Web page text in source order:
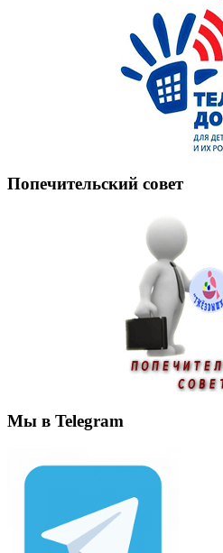
Попечительский совет
Мы в Telegram